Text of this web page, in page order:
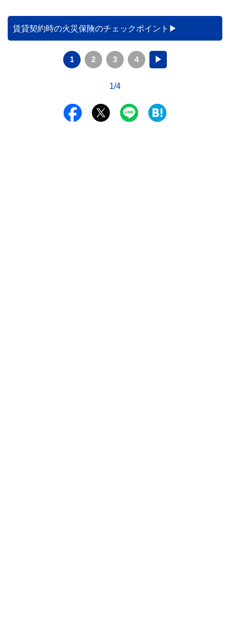
賃貸契約時の火災保険のチェックポイント
1 2 3 4 ▶
1/4